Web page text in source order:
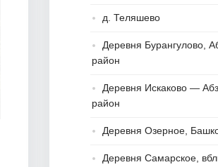
д. Теляшево
Деревня Бурангулово,
район
Деревня Искаково —
район
Деревня Озерное,
Деревня Самарское,